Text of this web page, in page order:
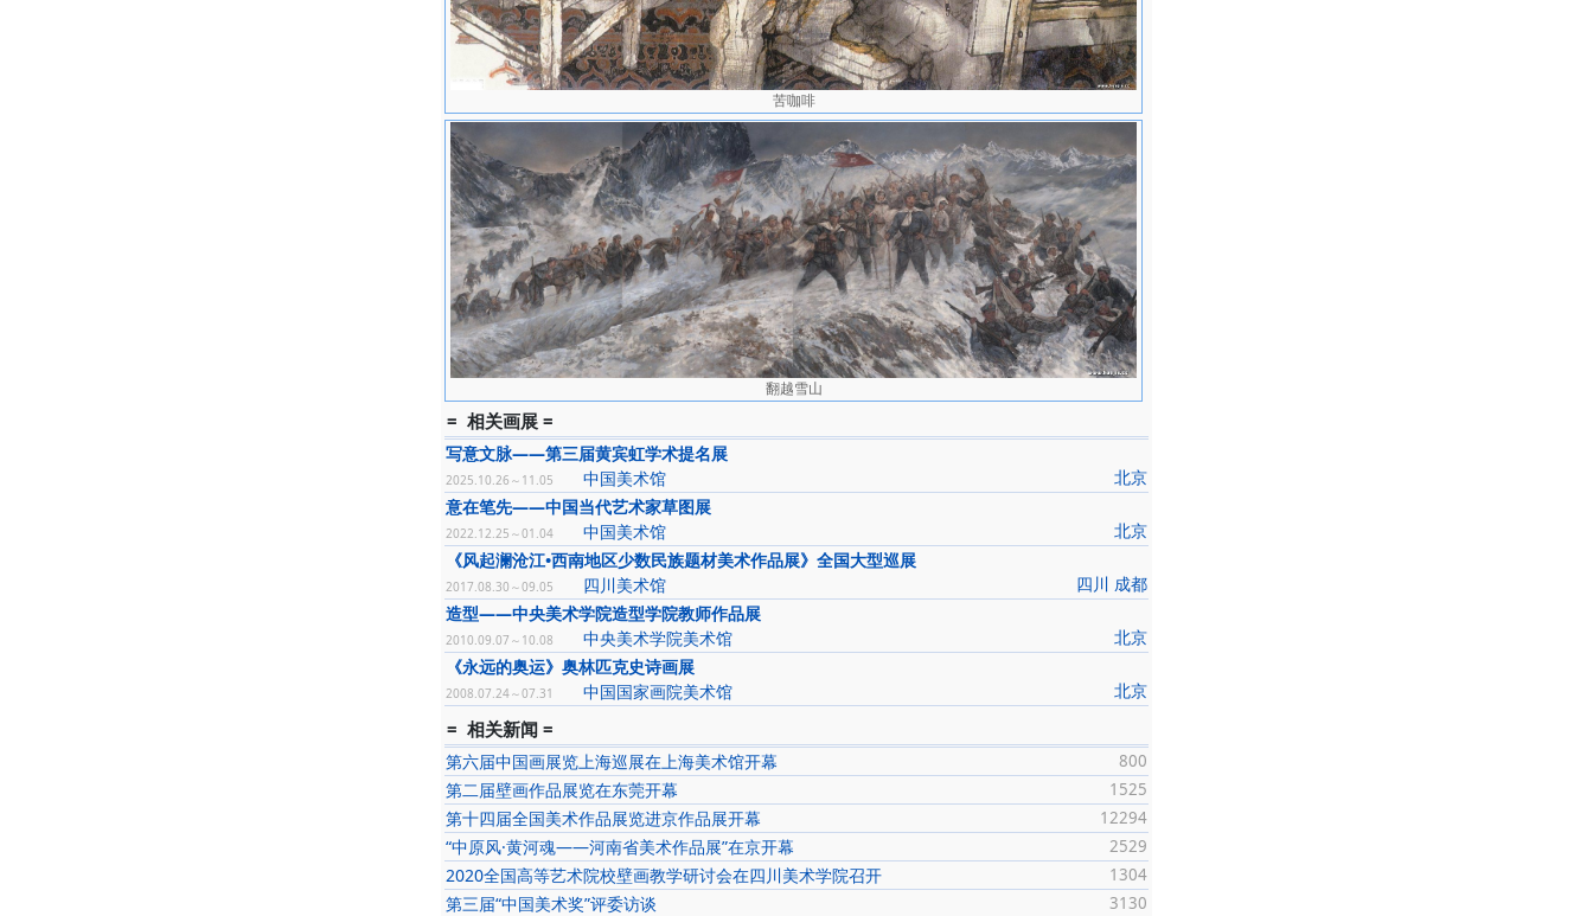
苦咖啡
翻越雪山
= 相关画展 =
写意文脉——第三届黄宾虹学术提名展
北京
2025.10.26～11.05
中国美术馆
意在笔先——中国当代艺术家草图展
北京
2022.12.25～01.04
中国美术馆
《风起澜沧江•西南地区少数民族题材美术作品展》全国大型巡展
四川 成都
2017.08.30～09.05
四川美术馆
造型——中央美术学院造型学院教师作品展
北京
2010.09.07～10.08
中央美术学院美术馆
《永远的奥运》奥林匹克史诗画展
北京
2008.07.24～07.31 中国国家画院美术馆
= 相关新闻 =
800
第六届中国画展览上海巡展在上海美术馆开幕
1525
第二届壁画作品展览在东莞开幕
12294
第十四届全国美术作品展览进京作品展开幕
2529
“中原风·黄河魂——河南省美术作品展”在京开幕
1304
2020全国高等艺术院校壁画教学研讨会在四川美术学院召开
3130
第三届“中国美术奖”评委访谈